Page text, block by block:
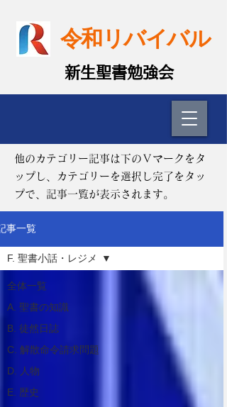
令和リバイバル
​新生聖書勉強会
他のカテゴリー記事は下のＶマークをタ
ップし、カテゴリーを選択し完了をタッ
プで、記事一覧が表示されます。
事一覧
全体一覧
A. 聖書の知識
B. 徒然日誌
C. 解散命令請求問題
D. 人物
E. 歴史
F. 聖書小話・レジメ